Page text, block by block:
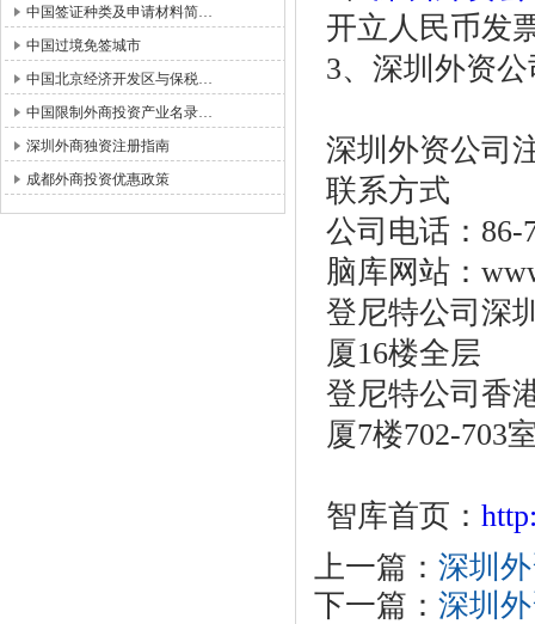
中国签证种类及申请材料简…
中国过境免签城市
中国北京经济开发区与保税…
中国限制外商投资产业名录…
深圳外商独资注册指南
成都外商投资优惠政策
开立人民币发
3、深圳外资
深圳外资公司
联系方式
公司电话：86-
脑库网站：
登尼特公司深
厦16楼全层
登尼特公司香
厦7楼702-703
智库首页：
上一篇： 深圳
下一篇： 深圳